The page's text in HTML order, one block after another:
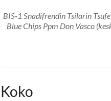
BIS-1 Snadifrendin Tsilarin
Blue Chips Ppm Don Vasco
Koko